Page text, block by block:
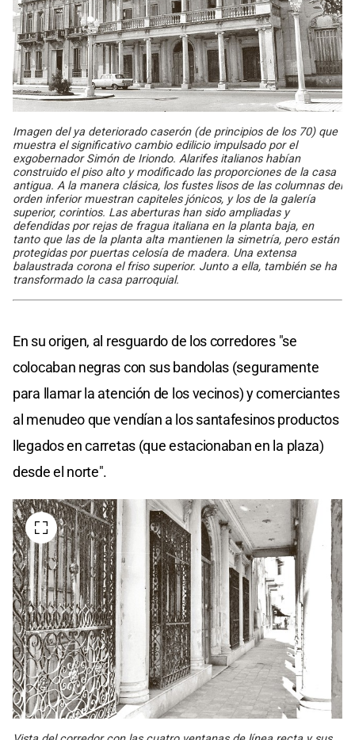
Imagen del ya deteriorado caserón (de principios de los 70) que
muestra el significativo cambio edilicio impulsado por el
exgobernador Simón de Iriondo. Alarifes italianos habían
construido el piso alto y modificado las proporciones de la casa
antigua. A la manera clásica, los fustes lisos de las columnas del
orden inferior muestran capiteles jónicos, y los de la galería
superior, corintios. Las aberturas han sido ampliadas y
defendidas por rejas de fragua italiana en la planta baja, en
tanto que las de la planta alta mantienen la simetría, pero están
protegidas por puertas celosía de madera. Una extensa
balaustrada corona el friso superior. Junto a ella, también se ha
transformado la casa parroquial.
En su origen, al resguardo de los corredores "se
colocaban negras con sus bandolas (seguramente
para llamar la atención de los vecinos) y comerciantes
al menudeo que vendían a los santafesinos productos
llegados en carretas (que estacionaban en la plaza)
desde el norte".